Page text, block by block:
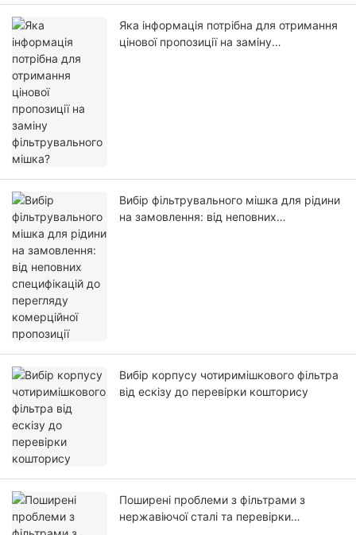
Яка інформація потрібна для отримання
цінової пропозиції на заміну
Вибір фільтрувального мішка для рідини
на замовлення: від неповних
Вибір корпусу чотиримішкового фільтра
від ескізу до перевірки кошторису
Поширені проблеми з фільтрами з
нержавіючої сталі та перевірки